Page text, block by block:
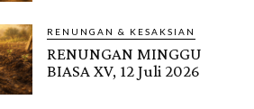
RENUNGAN & KESAKSIAN
RENUNGAN MINGGU
BIASA XV, 12 Juli 2026